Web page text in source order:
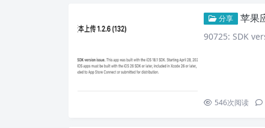
分享 苹果
90725: SDK
546次阅读